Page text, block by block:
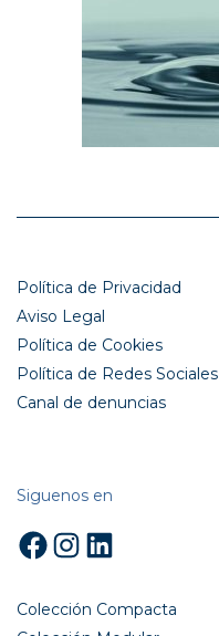
Política de Privacidad
Aviso Legal
Política de Cookies
Política de Redes Sociales
Canal de denuncias
Siguenos en
Facebook
Instagram
LinkedIn
Colección Compacta